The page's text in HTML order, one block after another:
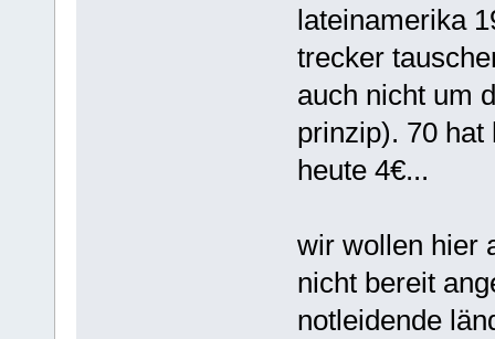
lateinamerika
trecker
auch nicht um
prinzip). 70 hat
heute 4€...
wir wollen hier
nicht bereit
notleidende